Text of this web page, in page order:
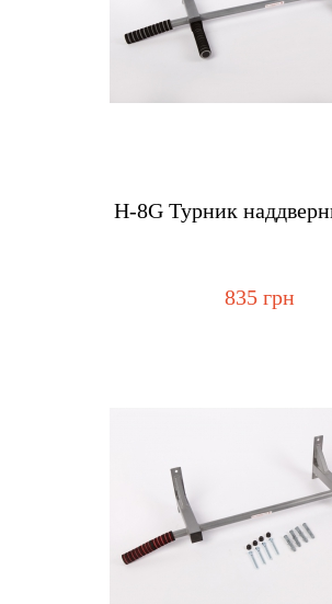
Н-8G Турник
835 грн